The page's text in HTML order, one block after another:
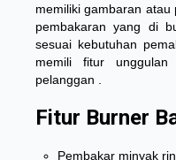
memiliki gambaran
pembakaran yang di
sesuai kebutuhan
memili fitur
pelanggan .
Fitur Burner
Pembakar minyak